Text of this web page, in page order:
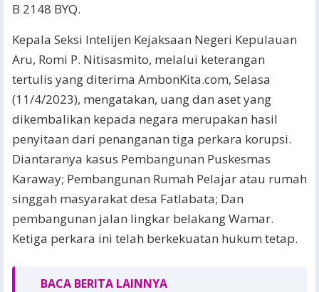
B 2148 BYQ.
Kepala Seksi Intelijen Kejaksaan Negeri Kepulauan
Aru, Romi P. Nitisasmito, melalui keterangan
tertulis yang diterima AmbonKita.com, Selasa
(11/4/2023), mengatakan, uang dan aset yang
dikembalikan kepada negara merupakan hasil
penyitaan dari penanganan tiga perkara korupsi.
Diantaranya kasus Pembangunan Puskesmas
Karaway; Pembangunan Rumah Pelajar atau rumah
singgah masyarakat desa Fatlabata; Dan
pembangunan jalan lingkar belakang Wamar.
Ketiga perkara ini telah berkekuatan hukum tetap.
BACA BERITA LAINNYA